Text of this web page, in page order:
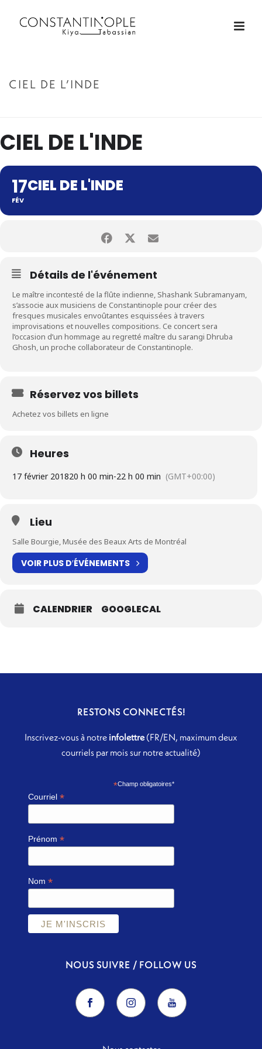
CIEL DE L’INDE
CIEL DE L'INDE
17
FÉV
CIEL DE L'INDE
Détails de l'événement
Le maître incontesté de la flûte indienne, Shashank Subramanyam,
s’associe aux musiciens de Constantinople pour créer des
fresques musicales envoûtantes esquissées à travers
improvisations et nouvelles compositions. Ce concert sera
l’occasion d’un hommage au regretté maître du sarangi Dhruba
Ghosh, un proche collaborateur de Constantinople.
Réservez vos billets
Achetez vos billets en ligne
Heures
17 février 201820 h 00 min-22 h 00 min (GMT+00:00)
Lieu
Salle Bourgie, Musée des Beaux Arts de Montréal
VOIR PLUS D′ÉVÉNEMENTS
CALENDRIER GOOGLECAL
RESTONS CONNECTÉS!
Inscrivez-vous à notre infolettre(FR/EN, maximum deux
courriels par mois sur notre actualité)
*Champ obligatoires*
Courriel*
Prénom*
Nom*
NOUS SUIVRE / FOLLOW US